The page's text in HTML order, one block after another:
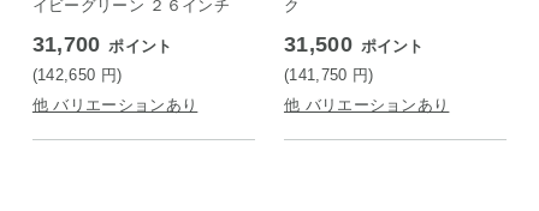
イビーグリーン ２６インチ
31,700 ポイント
(142,650 円)
他 バリエーションあり
ク
31,500 ポイント
(141,750 円)
他 バリエーションあり